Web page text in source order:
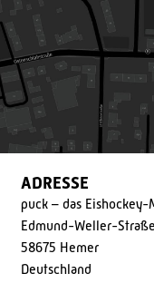
ADRESSE
puck – das Eishockey-
Edmund-Weller-
58675 Hemer
Deutschland